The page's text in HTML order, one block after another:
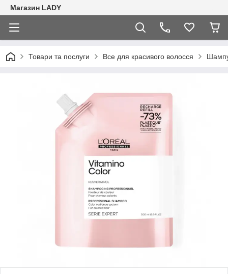
Магазин LADY
Товари та послуги Все для красивого волосся